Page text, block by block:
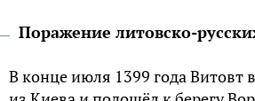
Поражение литовско-
В конце июля 1399 года Витовт